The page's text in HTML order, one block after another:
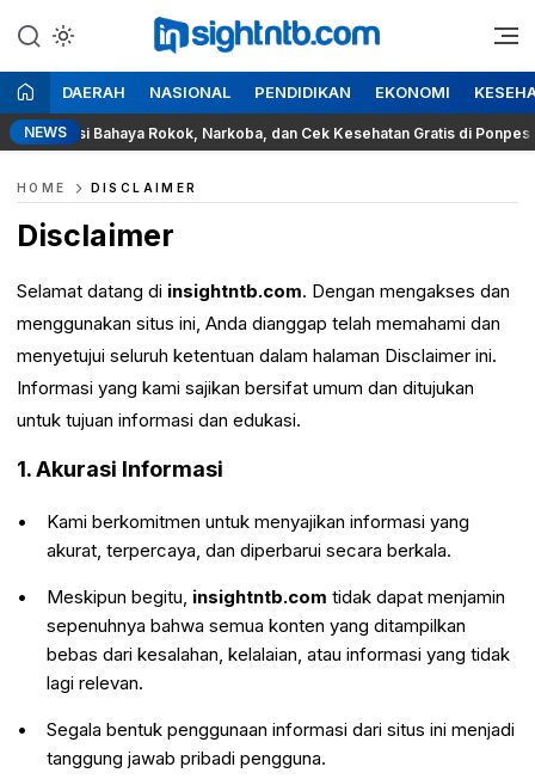
ke
konten
Insight NTB
Berita Seputar NTB
DAERAH NASIONAL PENDIDIKAN EKONOMI
NEWS Bahaya Rokok, Narkoba, dan Cek Kesehatan Gratis di Ponpes
HOME DISCLAIMER
Disclaimer
Selamat datang di insightntb.com. Dengan mengakses dan
menggunakan situs ini, Anda dianggap telah memahami dan
menyetujui seluruh ketentuan dalam halaman Disclaimer ini.
Informasi yang kami sajikan bersifat umum dan ditujukan
untuk tujuan informasi dan edukasi.
1. Akurasi Informasi
Kami berkomitmen untuk menyajikan informasi yang
akurat, terpercaya, dan diperbarui secara berkala.
Meskipun begitu, insightntb.com tidak dapat menjamin
sepenuhnya bahwa semua konten yang ditampilkan
bebas dari kesalahan, kelalaian, atau informasi yang tidak
lagi relevan.
Segala bentuk penggunaan informasi dari situs ini menjadi
tanggung jawab pribadi pengguna.